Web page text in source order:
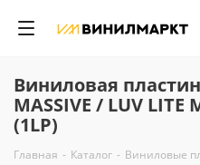
Виниловая
MASSIVE / LUV LITE
(1LP)
Главная - Каталог - Виниловые